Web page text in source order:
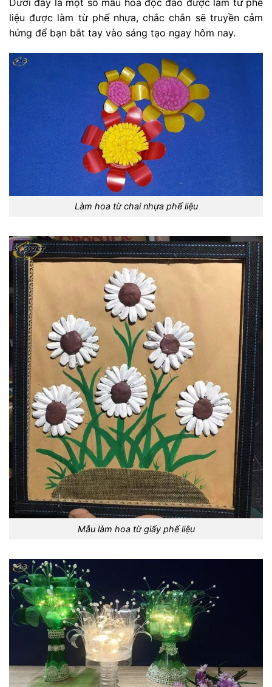
liệu được làm từ phế nhựa, chắc chắn sẽ truyền cảm
hứng để bạn bắt tay vào sáng tạo ngay hôm nay.
Làm hoa từ chai nhựa phế liệu
Mẫu làm hoa từ giấy phế liệu